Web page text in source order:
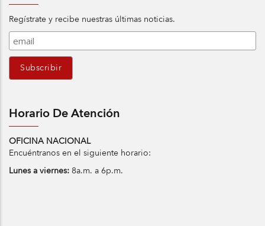
Regístrate y recibe nuestras últimas noticias.
Horario De Atención
OFICINA NACIONAL
Encuéntranos en el siguiente horario:
Lunes a viernes: 8a.m. a 6p.m.